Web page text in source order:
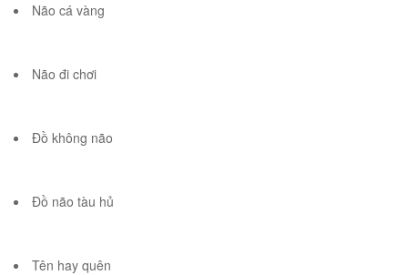
Não cá vàng
Não đi chơi
Đồ không não
Đồ não tàu hủ
Tên hay quên